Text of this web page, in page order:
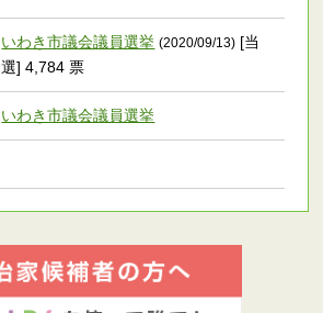
いわき市議会議員選挙 (2020/09/13) [当
選] 4,784 票
いわき市議会議員選挙